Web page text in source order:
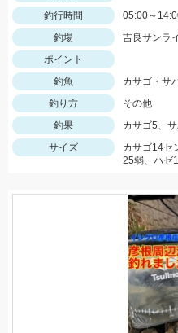
釣行時間
05:00～
釣場
吉良サンラ
ポイント
釣魚
カサゴ・サ
釣り方
その他
釣果
カサゴ5、
サイズ
カサゴ14セ
25弱、ハゼ